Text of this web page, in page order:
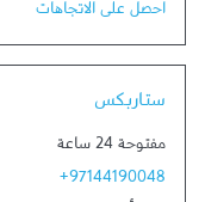
احصل على الاتجاهات
ستاربكس
مفتوحة 24 ساعة
+97144190048